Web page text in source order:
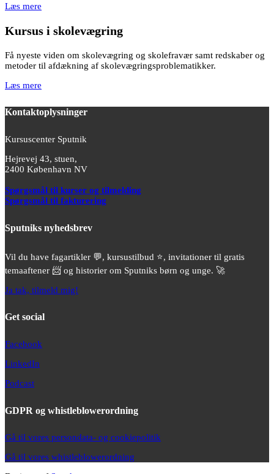
Læs mere
Kursus i skolevægring
Få nyeste viden om skolevægring og skolefravær samt redskaber og
metoder til afdækning af skolevægringsproblematikker.
Læs mere
Kontaktoplysninger
Kursuscenter Sputnik
Hejrevej 43, stuen,
2400 København NV
Spørgsmål til kurser og tilmelding
Spørgsmål til fakturering
Sputniks nyhedsbrev
Vil du have fagartikler 💬, kursustilbud ⭐️, invitationer til gratis
temaaftener 📨 og historier om Sputniks børn og unge. 🚀
Ja tak, tilmeld mig!
Get social
Facebook
LinkedIn
Podcast
GDPR og whistleblowerordning
Gå til vores persondata- og cookiepolitik
Gå til vores whistleblowerordning